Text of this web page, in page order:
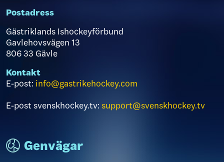
Postadress
Gästriklands Ishockeyförbund
Gavlehovsvägen 13
806 33 Gävle
Kontakt
E-post: info@gastrikehockey.com
E-post svenskhockey.tv: support@svenskhockey.tv
Genvägar